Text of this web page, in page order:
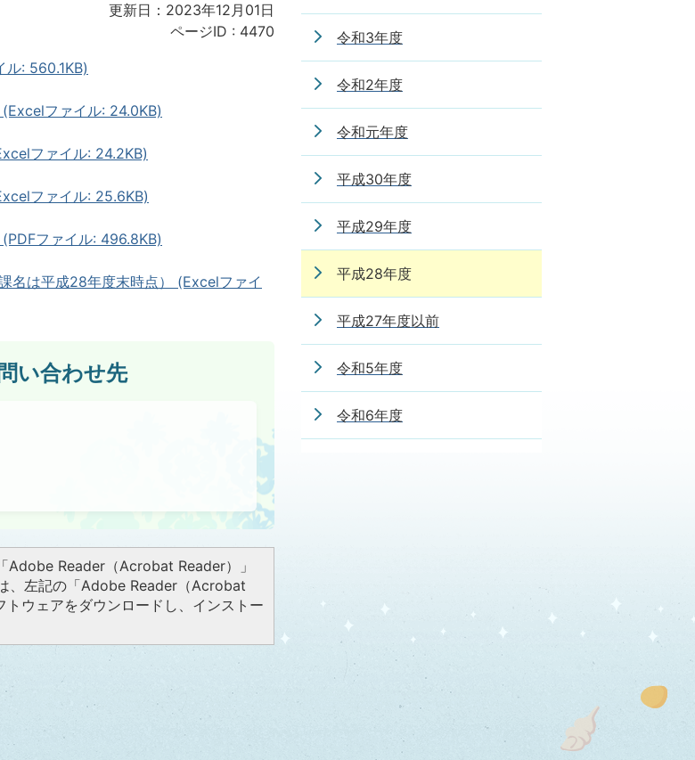
更新日：2023年12月01日
ページID : 4470
ル: 560.1KB)
ファイル: 24.0KB)
ファイル: 24.2KB)
ファイル: 25.6KB)
ファイル: 496.8KB)
名は平成28年度末時点） (Excelファイ
い合わせ先
Adobe Reader（Acrobat Reader）」
、左記の「Adobe Reader（Acrobat
ウェアをダウンロードし、インストー
令和3年度
令和2年度
令和元年度
平成30年度
平成29年度
平成28年度
平成27年度以前
令和5年度
令和6年度